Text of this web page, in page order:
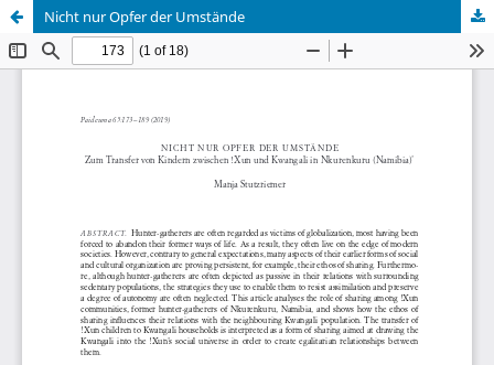
Nicht nur Opfer der Umstände